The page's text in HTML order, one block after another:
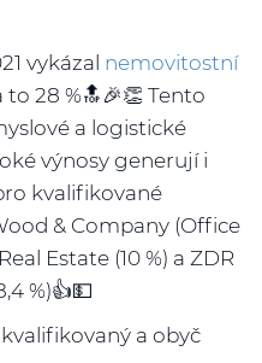
vykázal nemovitostní
to 28 %🔝🎉👏 Tento
a logistické
výnosy generují i
kvalifikované
& Company (Office
Estate (10 %) a ZDR
%)👍💵
a obyč